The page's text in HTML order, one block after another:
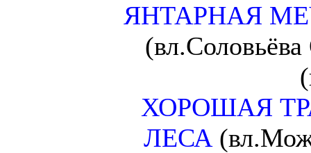
ЯНТАРНАЯ
ХОРОШАЯ
ЛЕСА